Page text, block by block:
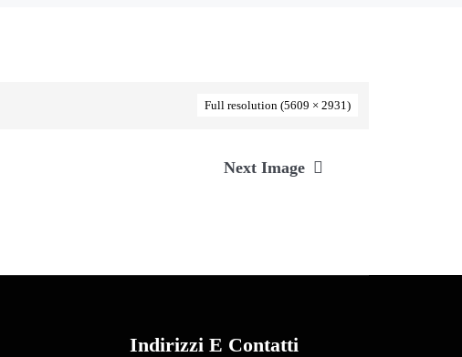
Full resolution (5609 × 2931)
Next Image
Indirizzi E Contatti